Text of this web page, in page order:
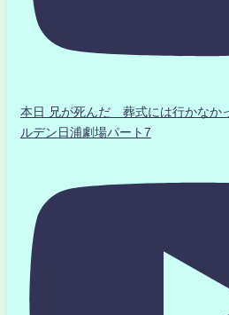
本日 兄が死んだ 葬式には行かな
ルデン日浦劇場パート7